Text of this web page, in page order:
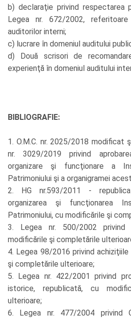
b) declaraţie privind respectarea
Legea nr. 672/2002,
auditorilor interni;
c) lucrare în domeniul auditului
d) Două scrisori de
experienţă în domeniul auditului
BIBLIOGRAFIE:
1. O.M.C. nr. 2025/2018 modificat
nr. 3029/2019 privind
organizare şi funcţionare a
Patrimoniului şi a organigramei
2. HG nr.593/2011 -
organizarea şi funcţionarea
Patrimoniului, cu modificările şi
3. Legea nr. 500/2002 privind
modificările şi completările
4. Legea 98/2016 privind
şi completările ulterioare;
5. Legea nr. 422/2001 privind
istorice, republicată, cu
ulterioare;
6. Legea nr. 477/2004 privind